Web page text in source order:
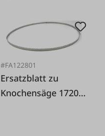
#FA122801
Ersatzblatt zu
Knochensäge 1720